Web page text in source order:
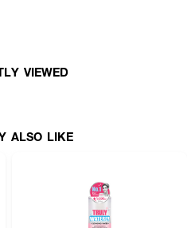
ย่างอ่อนโยน CUTE PRESS Pure
ดับความชุ่มชื้นตามธรรมชาติของผิวใน
Balanced
งสำอางและผิวหน้า
VIEWED
ALSO LIKE